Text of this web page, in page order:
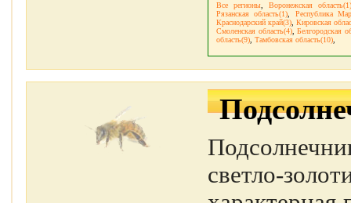
Все регионы
Воронежская область(1)
Рязанская область(1)
Республика
Краснодарский край(3) Кировская
Смоленская область(4),Белгородская
область(9) Тамбовская область(10)
светло-